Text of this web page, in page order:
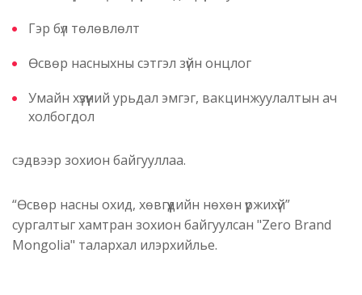
Гэр бүл төлөвлөлт
Өсвөр насныхны сэтгэл зүйн онцлог
Умайн хүзүүний урьдал эмгэг, вакцинжуулалтын ач
холбогдол
сэдвээр зохион байгууллаа.
“Өсвөр насны охид, хөвгүүдийн нөхөн үржихүй”
сургалтыг хамтран зохион байгуулсан "Zero Brand
Mongolia" талархал илэрхийлье.